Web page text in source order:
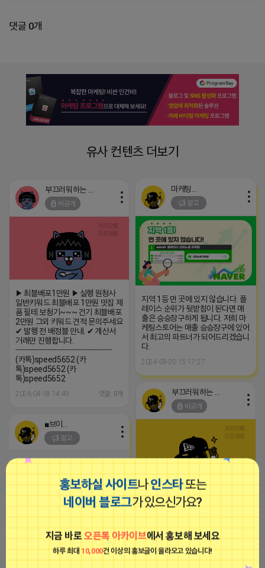
홍보하실 사이트나인스타또는
네이버 블로그가 있으신가요?
지금 바로오픈톡 아카이브에서 홍보해 보세요
하루 최대 10,000건 이상의 홍보글이 올라오고 있습니다!
댓글 0개
유사 컨텐츠 더보기
비공개
▶ 최블배포1만원 ▶ 실행 원청사
일반키워드 최블배포 1만원 맛집 제
품 필테 보청기~~~ 건기 최블배포
2만원 그외 키워드 견적 문의주세요
✔ 발행 전 배정블 안내. ✔ 계산서
거래만 진행합니다.
━━━━━━━━━━━━━━
(카톡)speed5652 (카
톡)speed5652 (카
톡)speed5652
2026-04-18 14:49 댓글: 0개
광고
지역 1등 먼 곳에 있지 않습니다. 플
레이스 순위가 뒷받침이 된다면 매
출은 승승장구하게 됩니다. 저희 마
케팅스토어는 매출 승승장구에 있어
서 최고의 파트너가 되어드리겠습니
다.
2024-09-20 15:17:27
비공개
▶ 최블배포1만원 ▶ 실행 원청사
일반키워드 최블배포 1만원 맛집 제
✔ 발행 전 배정블 안내. ✔ 계산서
거래만 진행합니다.
━━━━━━━━━━━━━━
(카톡)speed5652 (카
광고
-장소불문, 약정없는 고정공인IP가
삽입된 365일 24시간 임대형 컴퓨
터 서비스